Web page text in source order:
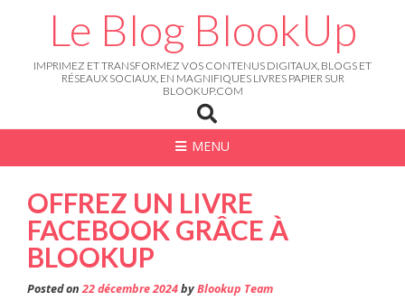
Le Blog BlookUp
IMPRIMEZ ET TRANSFORMEZ VOS CONTENUS DIGITAUX, BLOGS ET
RÉSEAUX SOCIAUX, EN MAGNIFIQUES LIVRES PAPIER SUR
BLOOKUP.COM
MENU
OFFREZ UN LIVRE
FACEBOOK GRÂCE À
BLOOKUP
Posted on22 décembre 2024byBlookup Team